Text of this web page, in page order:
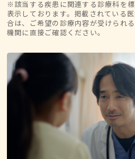
※該当する疾患に関連する診療科を
表示しております。掲載されている
合は、ご希望の診療内容が受けられ
機関に直接ご確認ください。